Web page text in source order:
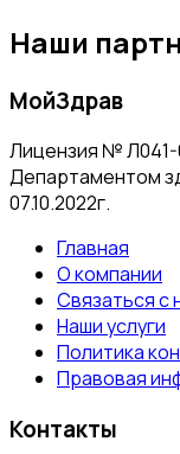
Наши
МойЗдрав
Лицензия № Л041-
Департаментом
07.10.2022г.
Главная
О компании
Связаться с
Наши услуги
Политика
Правовая
Контакты